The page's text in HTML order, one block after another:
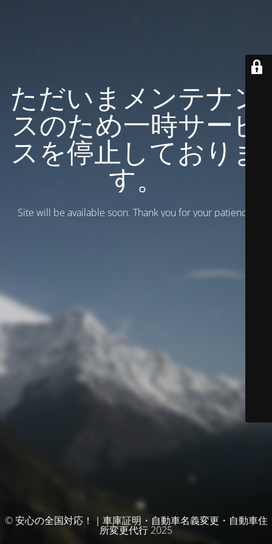
ただいまメンテナン
スのため一時サービ
スを停止しておりま
す。
Site will be available soon. Thank you for your patience!
© 安心の全国対応！｜車庫証明・自動車名義変更・自動車住
所変更代行 2025